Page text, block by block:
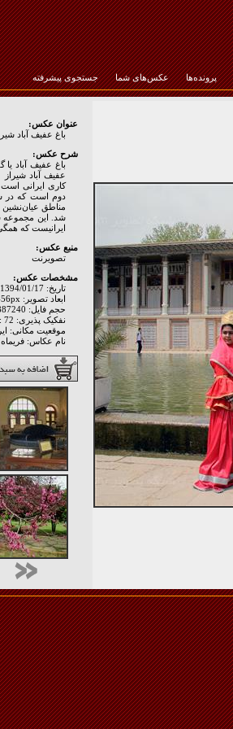
پرونده‌ها عکس‌های شما جستجوی پیشرفته
عنوان عکس:
باغ عفیف آباد
شرح عکس:
باغ عفیف آباد
عفیف آباد
کاری ایرانی
شد. این مجموعه
ایرانیست که
منبع عکس:
تصويرنت
مشخصات عکس:
تاریخ: 1394/01/17
ابعاد تصویر: 5184px * 3456px
حجم فایل: 2887240 Byte
نفکیک پذیری: Hor: 72 - Ver: 72
موقعیت مکانی:
نام عکاس: فریماه